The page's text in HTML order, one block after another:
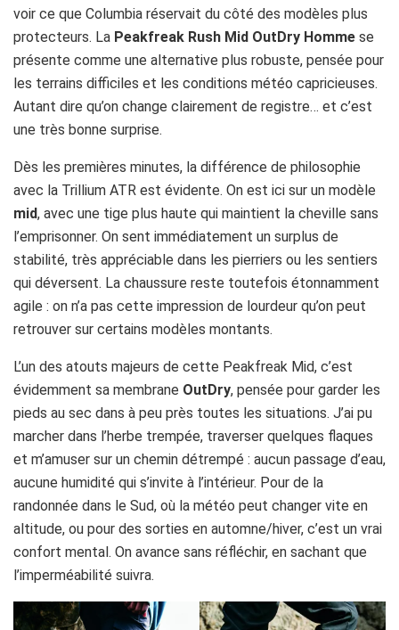
voir ce que Columbia réservait du côté des modèles plus
protecteurs. La Peakfreak Rush Mid OutDry Homme se
présente comme une alternative plus robuste, pensée pour
les terrains difficiles et les conditions météo capricieuses.
Autant dire qu’on change clairement de registre… et c’est
une très bonne surprise.
Dès les premières minutes, la différence de philosophie
avec la Trillium ATR est évidente. On est ici sur un modèle
mid, avec une tige plus haute qui maintient la cheville sans
l’emprisonner. On sent immédiatement un surplus de
stabilité, très appréciable dans les pierriers ou les sentiers
qui déversent. La chaussure reste toutefois étonnamment
agile : on n’a pas cette impression de lourdeur qu’on peut
retrouver sur certains modèles montants.
L’un des atouts majeurs de cette Peakfreak Mid, c’est
évidemment sa membrane OutDry, pensée pour garder les
pieds au sec dans à peu près toutes les situations. J’ai pu
marcher dans l’herbe trempée, traverser quelques flaques
et m’amuser sur un chemin détrempé : aucun passage d’eau,
aucune humidité qui s’invite à l’intérieur. Pour de la
randonnée dans le Sud, où la météo peut changer vite en
altitude, ou pour des sorties en automne/hiver, c’est un vrai
confort mental. On avance sans réfléchir, en sachant que
l’imperméabilité suivra.